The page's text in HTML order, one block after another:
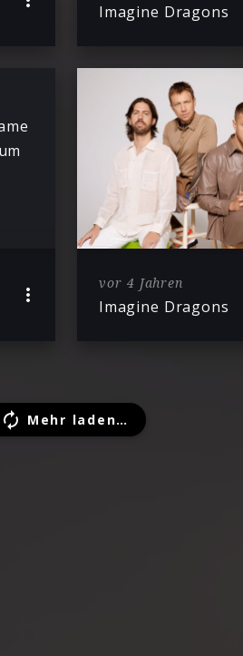
Imagine Dragons
vor 4 Jahren
Imagine Dragons
Mehr laden…